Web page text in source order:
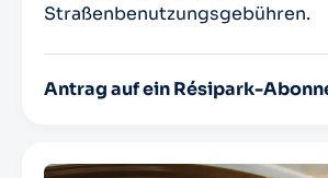
Straßenbenutzungsgebühren.
Antrag auf ein Résipark-